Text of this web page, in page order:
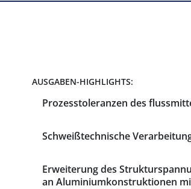
AUSGABEN-HIGHLIGHTS:
Prozesstoleranzen des
Schweißtechnische
Erweiterung des
an Aluminiumkonstruktionen